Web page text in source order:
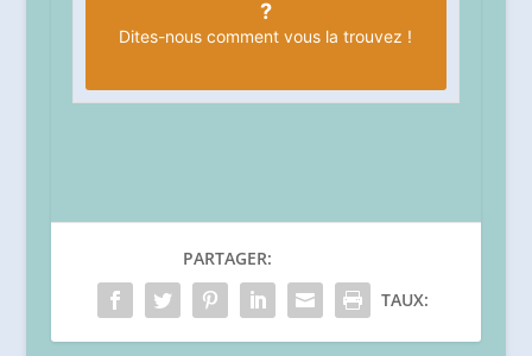
?
Dites-nous comment vous la trouvez !
PARTAGER:
TAUX: